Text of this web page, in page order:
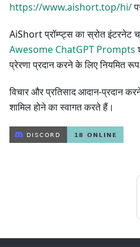
https://www.aishort.top/hi/
AiShort प्रॉम्प्ट्स का स्रोत इंटरनेट
Awesome ChatGPT Prompts
प्रेरणा प्रदान करने के लिए नियमित
विचार और प्रतिसाद आदान-प्रदान
शामिल होने का स्वागत करते हैं।